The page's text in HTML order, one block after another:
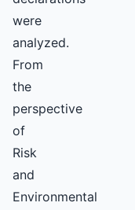
were
analyzed.
From
the
perspective
of
Risk
and
Environmental